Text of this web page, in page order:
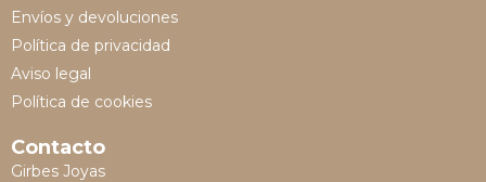
Envíos y devoluciones
Política de privacidad
Aviso legal
Política de cookies
Contacto
Girbes Joyas